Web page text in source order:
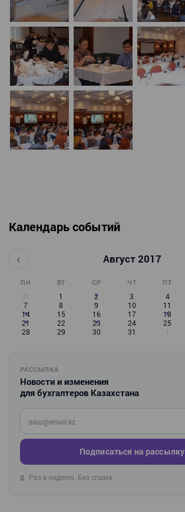
Календарь событий
‹ Август 2017
ПН ВТ СР ЧТ ПТ
31 1 2 3 4
7
8 9 10 11
14
15 16 17 18
21
22 23 24 25
28
29 30 31 1
РАССЫЛКА
Новости и изменения
для бухгалтеров Казахстана
Введите ваш e-mail
Подписаться на рассылку
🔒 Раз в неделю. Без спама.